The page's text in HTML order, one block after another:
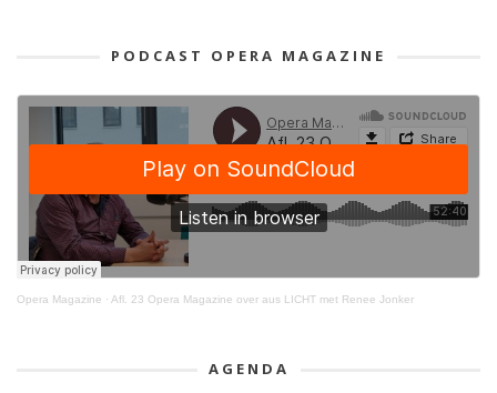
PODCAST OPERA MAGAZINE
Opera Magazine · Afl. 23 Opera Magazine over aus LICHT met Renee Jonker
AGENDA